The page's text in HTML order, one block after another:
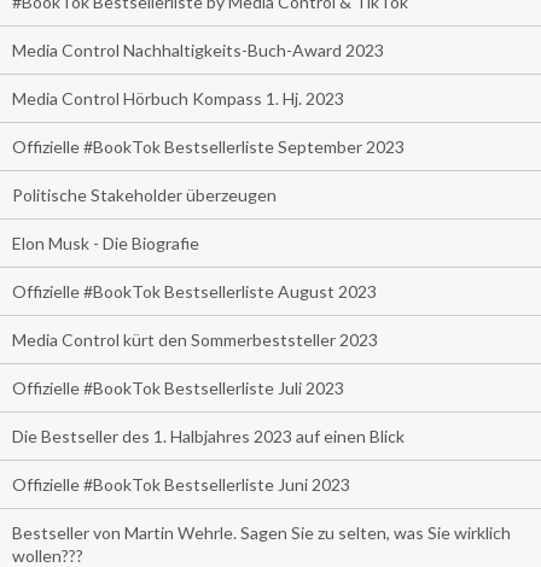
Media Control Nachhaltigkeits-Buch-Award 2023
Media Control Hörbuch Kompass 1. Hj. 2023
Offizielle #BookTok Bestsellerliste September 2023
Politische Stakeholder überzeugen
Elon Musk - Die Biografie
Offizielle #BookTok Bestsellerliste August 2023
Media Control kürt den Sommerbeststeller 2023
Offizielle #BookTok Bestsellerliste Juli 2023
Die Bestseller des 1. Halbjahres 2023 auf einen Blick
Offizielle #BookTok Bestsellerliste Juni 2023
Bestseller von Martin Wehrle. Sagen Sie zu selten, was Sie wirklich
wollen???